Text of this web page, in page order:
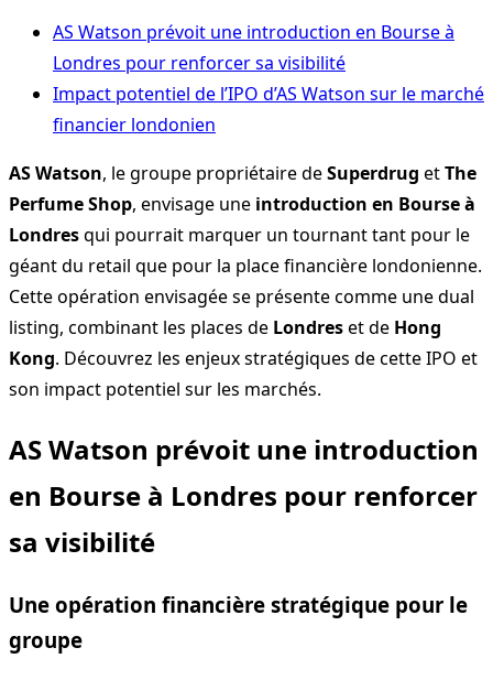
AS Watson prévoit une introduction en Bourse à
Londres pour renforcer sa visibilité
Impact potentiel de l’IPO d’AS Watson sur le marché
financier londonien
AS Watson, le groupe propriétaire deSuperdrug etThe
Perfume Shop, envisage une introduction en Bourse à
Londresqui pourrait marquer un tournant tant pour le
géant du retail que pour la place financière londonienne.
Cette opération envisagée se présente comme une dual
listing, combinant les places de Londreset de Hong
Kong. Découvrez les enjeux stratégiques de cette IPO et
son impact potentiel sur les marchés.
AS Watson prévoit une introduction
en Bourse à Londres pour renforcer
sa visibilité
Une opération financière stratégique pour le
groupe